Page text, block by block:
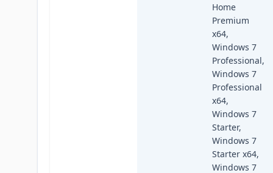
Home
Premium
x64,
Windows 7
Professional,
Windows 7
Professional
x64,
Windows 7
Starter,
Windows 7
Starter x64,
Windows 7